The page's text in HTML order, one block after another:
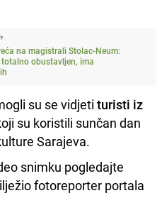
na magistrali Stolac-Neum:
obustavljen, ima
su se vidjeti turisti iz
su koristili sunčan dan
Sarajeva.
snimku pogledajte
fotoreporter portala